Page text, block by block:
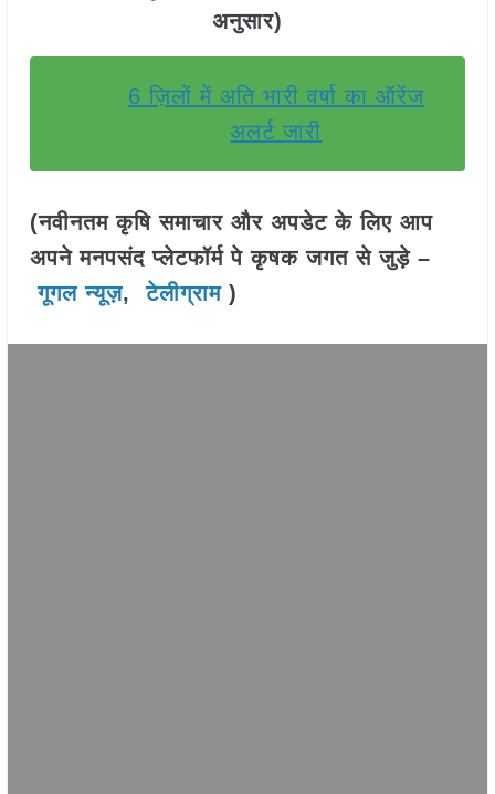
अनुसार)
6 ज़िलों में अति भारी वर्षा का ऑरेंज
अलर्ट जारी
(नवीनतम कृषि समाचार और अपडेट के लिए आप
अपने मनपसंद प्लेटफॉर्म पे कृषक जगत से जुड़े –
गूगल न्यूज़,टेलीग्राम )